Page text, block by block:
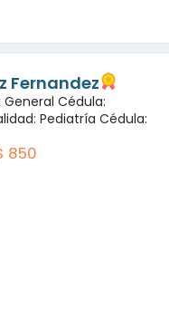
Fernandez
Cédula:
Pediatría Cédula:
850